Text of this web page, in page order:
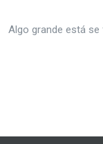
Algo grande está